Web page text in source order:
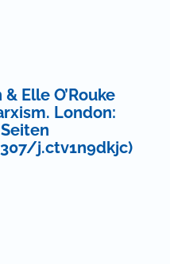
Elle O’Rouke
London:
j.ctv1n9dkjc)